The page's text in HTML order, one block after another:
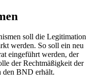
soll die Legitimation
werden. So soll ein neu
eingeführt werden, der
der Rechtmäßigkeit der
den BND erhält.